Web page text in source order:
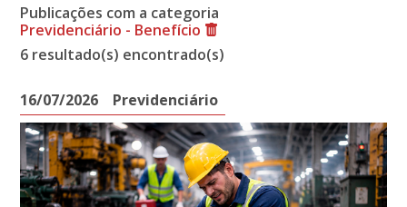
Publicações com a categoria
Previdenciário - Benefício
6 resultado(s) encontrado(s)
16/07/2026 Previdenciário